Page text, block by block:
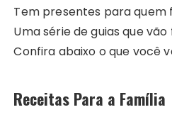
Tem presentes para
Uma série de guias que
Confira abaixo o que você
Receitas Para a Família